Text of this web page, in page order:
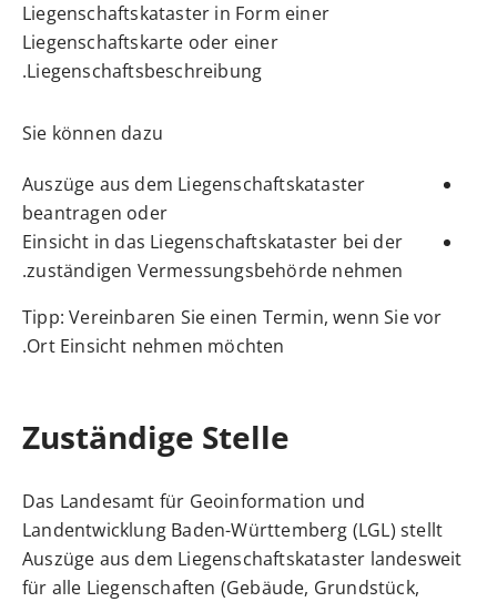
Liegenschaftskataster in Form einer
Liegenschaftskarte oder einer
Liegenschaftsbeschreibung.
Sie können dazu
Auszüge aus dem Liegenschaftskataster
beantragen oder
Einsicht in das Liegenschaftskataster bei der
zuständigen Vermessungsbehörde nehmen.
Tipp: Vereinbaren Sie einen Termin, wenn Sie vor
Ort Einsicht nehmen möchten.
Zuständige Stelle
Das Landesamt für Geoinformation und
Landentwicklung Baden-Württemberg (LGL) stellt
Auszüge aus dem Liegenschaftskataster landesweit
für alle Liegenschaften (Gebäude, Grundstück,